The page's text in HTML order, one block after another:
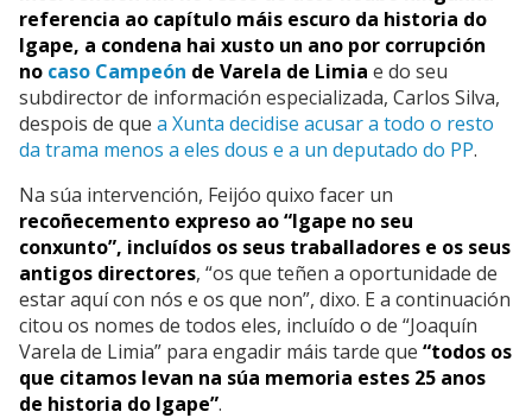
referencia ao capítulo máis escuro da historia do
Igape, a condena hai xusto un ano por corrupción
no caso Campeón de Varela de Limia e do seu
subdirector de información especializada, Carlos Silva,
despois de que a Xunta decidise acusar a todo o resto
da trama menos a eles dous e a un deputado do PP.
Na súa intervención, Feijóo quixo facer un
recoñecemento expreso ao “Igape no seu
conxunto”, incluídos os seus traballadores e os seus
antigos directores, “os que teñen a oportunidade de
estar aquí con nós e os que non”, dixo. E a continuación
citou os nomes de todos eles, incluído o de “Joaquín
Varela de Limia” para engadir máis tarde que “todos os
que citamos levan na súa memoria estes 25 anos
de historia do Igape”.